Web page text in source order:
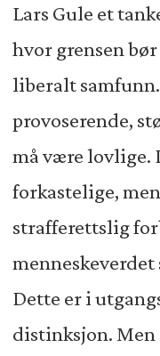
Lars Gule et
hvor grensen
liberalt
provoserende,
må være lovlige.
forkastelige,
strafferettslig
Dette er i
distinksjon. Men